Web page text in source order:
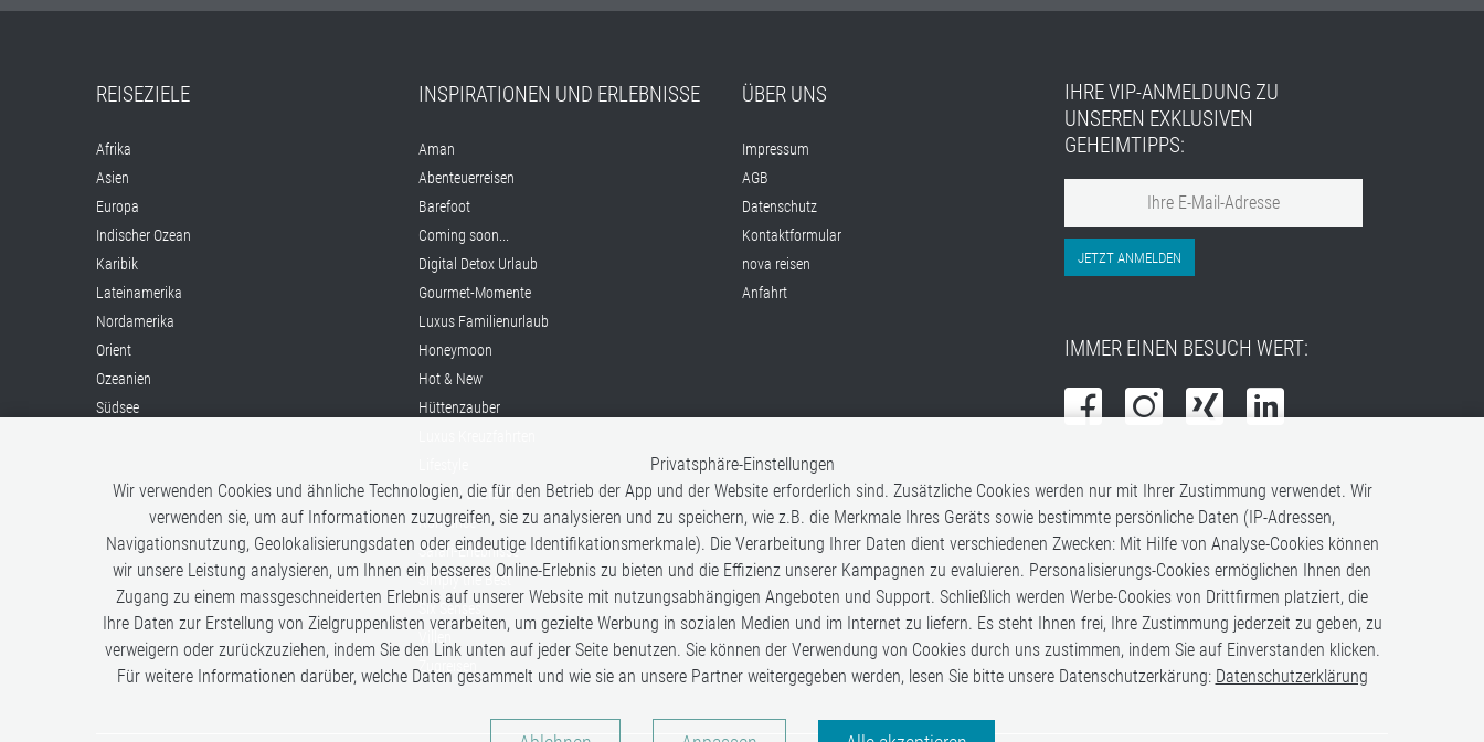
REISEZIELE
Afrika
Asien
Europa
Indischer Ozean
Karibik
Lateinamerika
Nordamerika
Orient
Ozeanien
Südsee
INSPIRATIONEN UND ERLEBNISSE
Aman
Abenteuerreisen
Barefoot
Coming soon...
Digital Detox Urlaub
Gourmet-Momente
Luxus Familienurlaub
Honeymoon
Hot & New
Hüttenzauber
Once in a Lifetime
Romance
Safari-Erlebnisse
Simply the Best
Six Senses
Villen
Zugreisen
ÜBER UNS
Impressum
AGB
Datenschutz
Kontaktformular
nova reisen
Anfahrt
IHRE VIP-ANMELDUNG ZU
UNSEREN EXKLUSIVEN
GEHEIMTIPPS:
JETZT ANMELDEN
IMMER EINEN BESUCH WERT:
Privatsphäre-Einstellungen
Wir verwenden Cookies und ähnliche Technologien, die für den Betrieb der App und der Website erforderlich sind. Zusätzliche Cookies werden nur mit Ihrer Zustimmung verwendet. Wir
verwenden sie, um auf Informationen zuzugreifen, sie zu analysieren und zu speichern, wie z.B. die Merkmale Ihres Geräts sowie bestimmte persönliche Daten (IP-Adressen,
Navigationsnutzung, Geolokalisierungsdaten oder eindeutige Identifikationsmerkmale). Die Verarbeitung Ihrer Daten dient verschiedenen Zwecken: Mit Hilfe von Analyse-Cookies können
wir unsere Leistung analysieren, um Ihnen ein besseres Online-Erlebnis zu bieten und die Effizienz unserer Kampagnen zu evaluieren. Personalisierungs-Cookies ermöglichen Ihnen den
Zugang zu einem massgeschneiderten Erlebnis auf unserer Website mit nutzungsabhängigen Angeboten und Support. Schließlich werden Werbe-Cookies von Drittfirmen platziert, die
Ihre Daten zur Erstellung von Zielgruppenlisten verarbeiten, um gezielte Werbung in sozialen Medien und im Internet zu liefern. Es steht Ihnen frei, Ihre Zustimmung jederzeit zu geben, zu
verweigern oder zurückzuziehen, indem Sie den Link unten auf jeder Seite benutzen. Sie können der Verwendung von Cookies durch uns zustimmen, indem Sie auf Einverstanden klicken.
Für weitere Informationen darüber, welche Daten gesammelt und wie sie an unsere Partner weitergegeben werden, lesen Sie bitte unsere Datenschutzerkärung: Datenschutzerklärung